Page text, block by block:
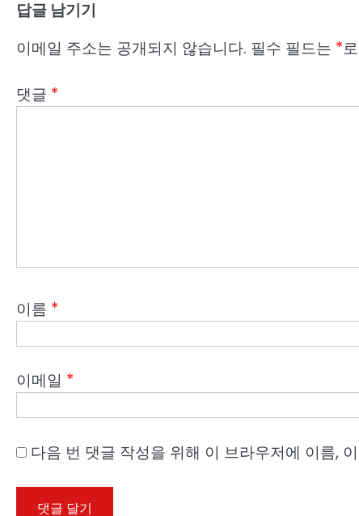
답글 남기기
이메일 주소는 공개되지 않습니다. 필수 필드는 *
댓글 *
이름 *
이메일 *
다음 번 댓글 작성을 위해 이 브라우저에 이름,